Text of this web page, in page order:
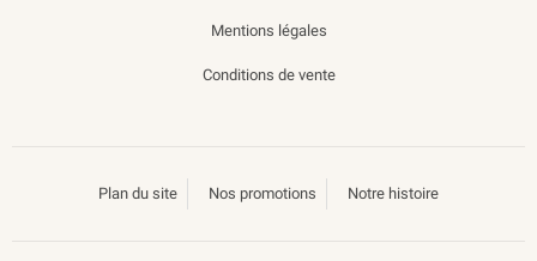
Mentions légales
Conditions de vente
Plan du site Nos promotions Notre histoire